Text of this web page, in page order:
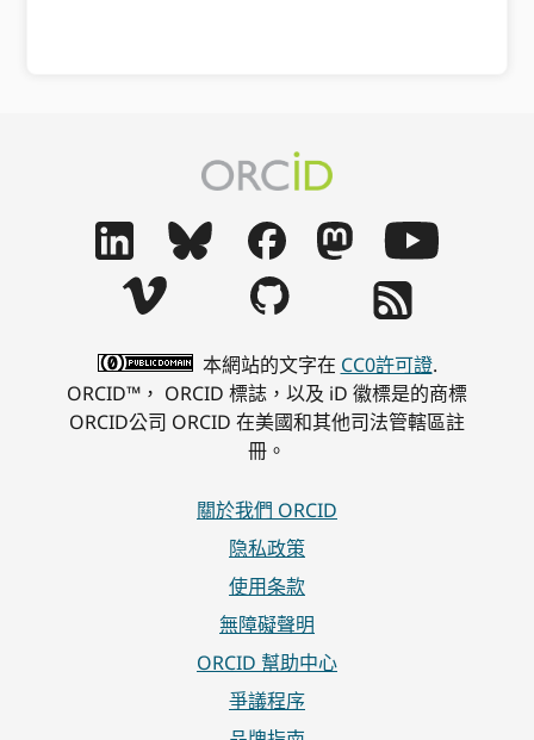
本網站的文字在 CC0許可證.
ORCID™， ORCID 標誌，以及 iD 徽標是的商標
ORCID公司 ORCID 在美國和其他司法管轄區註
冊。
關於我們 ORCID
隐私政策
使用条款
無障礙聲明
ORCID 幫助中心
爭議程序